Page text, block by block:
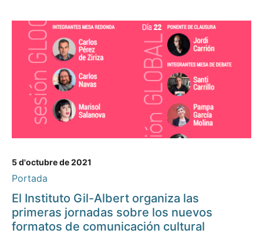
5 d'octubre de 2021
Portada
El Instituto Gil-Albert organiza las
primeras jornadas sobre los nuevos
formatos de comunicación cultural